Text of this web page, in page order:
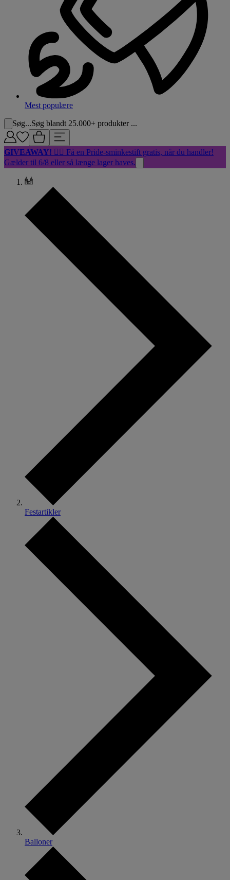
Mest populære
Søg...Søg blandt 25.000+ produkter ...
GIVEAWAY! 🏳️‍🌈 Få en Pride-sminkestift gratis, når du handler!
Gælder til 6/8 eller så længe lager haves.
Festartikler
Balloner